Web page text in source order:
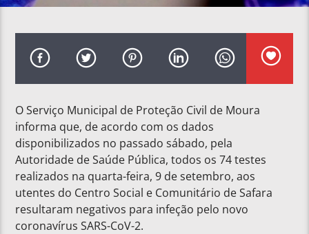
O Serviço Municipal de Proteção Civil de Moura
informa que, de acordo com os dados
disponibilizados no passado sábado, pela
Autoridade de Saúde Pública, todos os 74 testes
realizados na quarta-feira, 9 de setembro, aos
utentes do Centro Social e Comunitário de Safara
resultaram negativos para infeção pelo novo
coronavírus SARS-CoV-2.